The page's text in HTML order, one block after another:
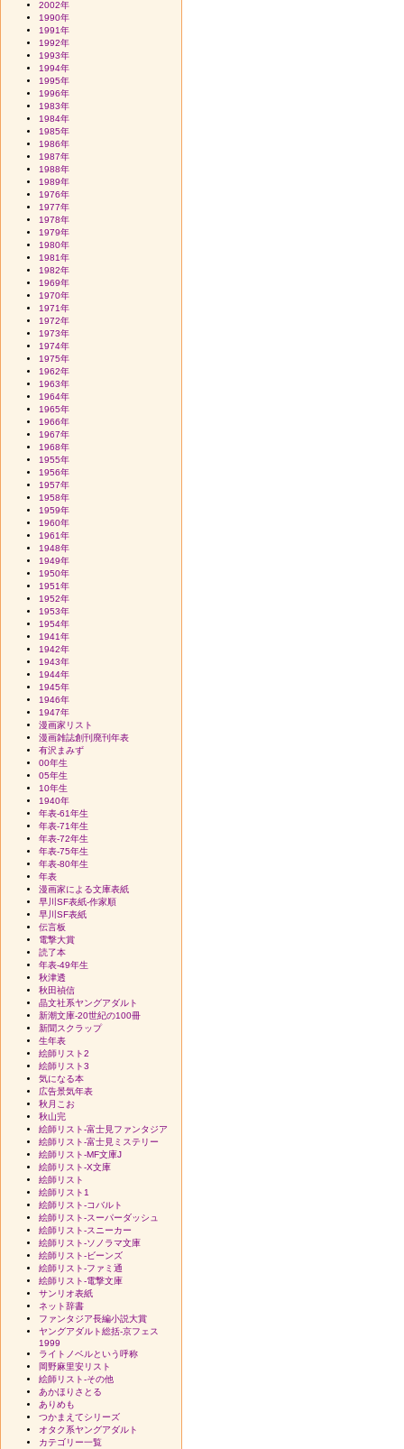
2002年
1990年
1991年
1992年
1993年
1994年
1995年
1996年
1983年
1984年
1985年
1986年
1987年
1988年
1989年
1976年
1977年
1978年
1979年
1980年
1981年
1982年
1969年
1970年
1971年
1972年
1973年
1974年
1975年
1962年
1963年
1964年
1965年
1966年
1967年
1968年
1955年
1956年
1957年
1958年
1959年
1960年
1961年
1948年
1949年
1950年
1951年
1952年
1953年
1954年
1941年
1942年
1943年
1944年
1945年
1946年
1947年
漫画家リスト
漫画雑誌創刊廃刊年表
有沢まみず
00年生
05年生
10年生
1940年
年表-61年生
年表-71年生
年表-72年生
年表-75年生
年表-80年生
年表
漫画家による文庫表紙
早川SF表紙-作家順
早川SF表紙
伝言板
電撃大賞
読了本
年表-49年生
秋津透
秋田禎信
晶文社系ヤングアダルト
新潮文庫-20世紀の100冊
新聞スクラップ
生年表
絵師リスト2
絵師リスト3
気になる本
広告景気年表
秋月こお
秋山完
絵師リスト-富士見ファンタジア
絵師リスト-富士見ミステリー
絵師リスト-MF文庫J
絵師リスト-X文庫
絵師リスト
絵師リスト1
絵師リスト-コバルト
絵師リスト-スーパーダッシュ
絵師リスト-スニーカー
絵師リスト-ソノラマ文庫
絵師リスト-ビーンズ
絵師リスト-ファミ通
絵師リスト-電撃文庫
サンリオ表紙
ネット辞書
ファンタジア長編小説大賞
ヤングアダルト総括-京フェス
1999
ライトノベルという呼称
岡野麻里安リスト
絵師リスト-その他
あかほりさとる
ありめも
つかまえてシリーズ
オタク系ヤングアダルト
カテゴリー一覧